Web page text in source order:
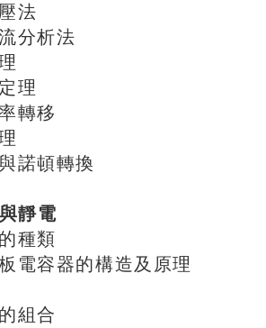
法
分析法
理
轉移
諾頓轉換
靜電
種類
電容器的構造及原理
組合